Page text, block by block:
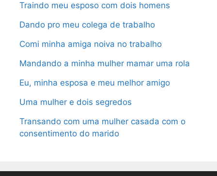
Traindo meu esposo com dois homens
Dando pro meu colega de trabalho
Comi minha amiga noiva no trabalho
Mandando a minha mulher mamar uma rola
Eu, minha esposa e meu melhor amigo
Uma mulher e dois segredos
Transando com uma mulher casada com o
consentimento do marido